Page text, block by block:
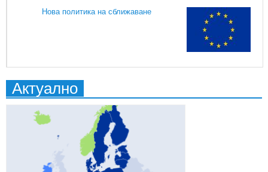
Нова политика на сближаване
Актуално